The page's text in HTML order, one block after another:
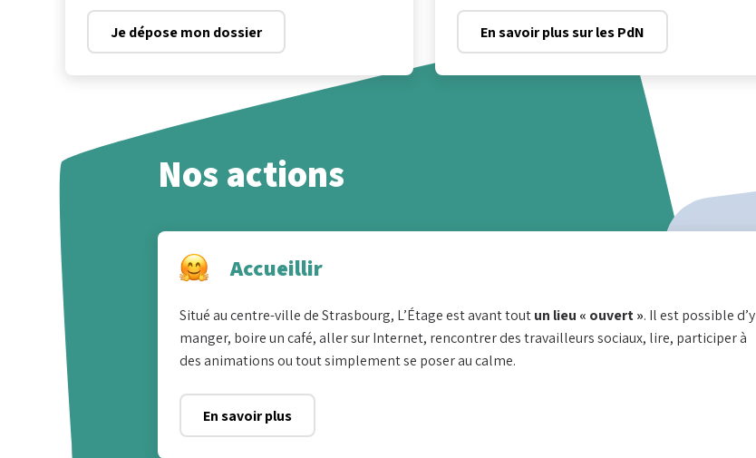
Que recherchez-vous ?
Je dépose mon dossier En savoir plus sur les PdN
Nos actions
Accueillir
Situé au centre-ville de Strasbourg, L’Étage est avant toutun lieu « ouvert ». Il est possible d’y
manger, boire un café, aller sur Internet, rencontrer des travailleurs sociaux, lire, participer à
des animations ou tout simplement se poser au calme.
En savoir plus